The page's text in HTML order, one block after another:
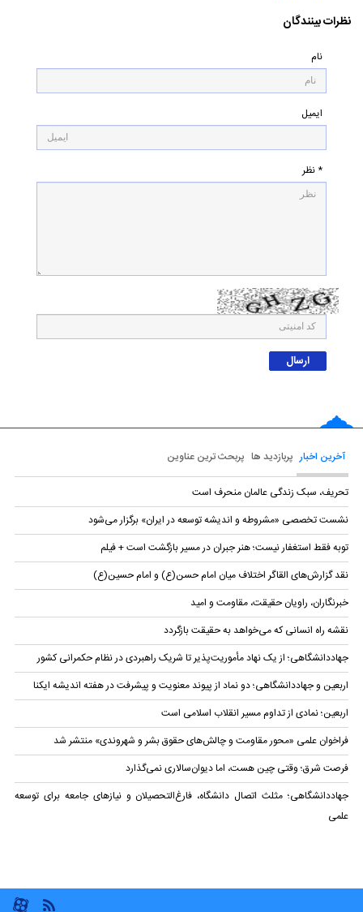
نظرات بینندگان
نام
ایمیل
* نظر
آخرین اخبار پربازدید ها پربحث ترین عناوین
تحریف، سبک زندگی عالمان منحرف است
نشست تخصصی «مشروطه و اندیشه توسعه در ایران» برگزار می‌شود
توبه فقط استغفار نیست؛ هنر جبران در مسیر بازگشت است + فیلم
نقد گزارش‌های القاگر اختلاف میان امام حسن(ع) و امام حسین(ع)
خبرنگاران، راویان حقیقت، مقاومت و امید
نقشه راه انسانی که می‌خواهد به حقیقت بازگردد
جهاددانشگاهی؛ از یک نهاد مأموریت‌پذیر تا شریک راهبردی در نظام حکمرانی کشور
اربعین و جهاددانشگاهی؛ دو نماد از پیوند معنویت و پیشرفت در هفته اندیشه ایکنا
اربعین؛ نمادی از تداوم مسیر انقلاب اسلامی است
فراخوان علمی «محور مقاومت و چالش‌های حقوق بشر و شهروندی» منتشر شد
فرصت شرق؛ وقتی چین هست، اما دیوان‌سالاری نمی‌گذارد
جهاددانشگاهی؛ مثلث اتصال دانشگاه، فارغ‌التحصیلان و نیازهای جامعه برای توسعه
علمی